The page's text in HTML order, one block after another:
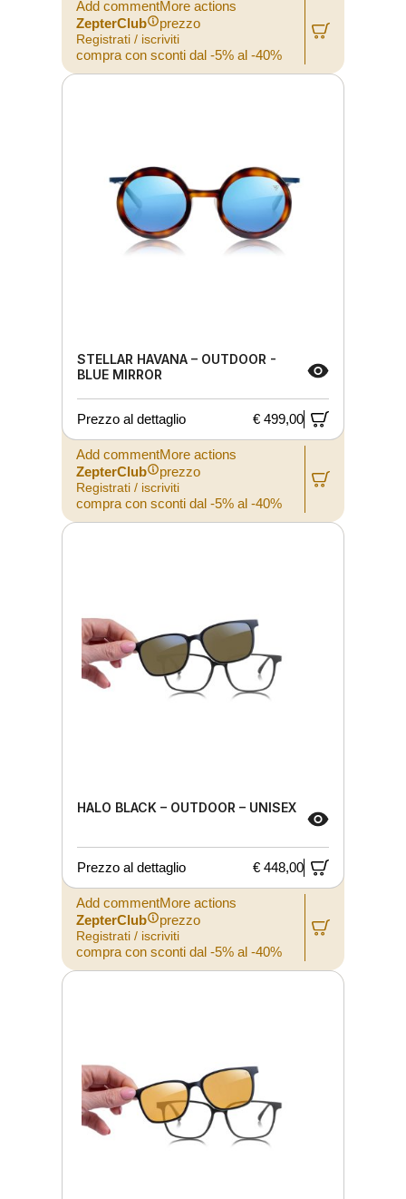
Add commentMore actions
ZepterClub
prezzo
Registrati / iscriviti
compra con sconti dal -5% al -40%
STELLAR HAVANA – OUTDOOR -
BLUE MIRROR
Prezzo al dettaglio € 499,00
Add commentMore actions
ZepterClub
prezzo
Registrati / iscriviti
compra con sconti dal -5% al -40%
HALO BLACK – OUTDOOR – UNISEX
Prezzo al dettaglio € 448,00
Add commentMore actions
ZepterClub
prezzo
Registrati / iscriviti
compra con sconti dal -5% al -40%